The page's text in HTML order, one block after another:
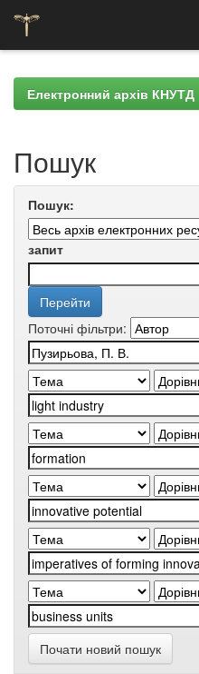
navigationЕлектронний архів КНУТД
Пошук
Пошук:
запит
Поточні фільтри:
Почати новий пошук